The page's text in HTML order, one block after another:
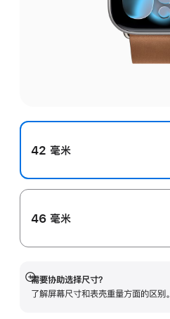
42 毫米
46 毫米
需要协助选择尺寸？
了解屏幕尺寸和表壳重量方面的区别。
展
开